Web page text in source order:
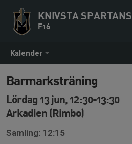
Kalender
KNIVSTA SPARTANS
F16
Barmarksträning
Lördag 13 jun, 12:30-13:30
Arkadien (Rimbo)
Samling: 12:15